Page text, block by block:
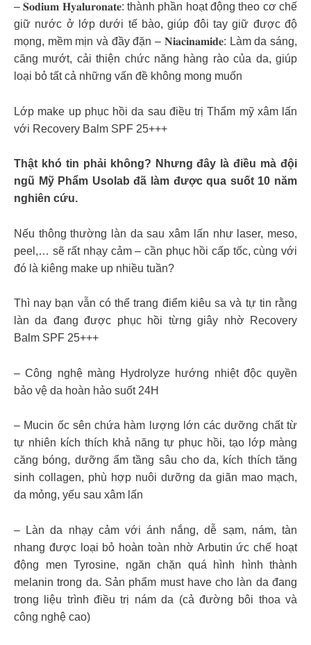
– 𝐒𝐨𝐝𝐢𝐮𝐦 𝐇𝐲𝐚𝐥𝐮𝐫𝐨𝐧𝐚𝐭𝐞: thành phần hoạt động theo cơ chế
giữ nước ở lớp dưới tế bào, giúp đôi tay giữ được độ
mọng, mềm mịn và đầy đặn – 𝐍𝐢𝐚𝐜𝐢𝐧𝐚𝐦𝐢𝐝𝐞: Làm da sáng,
căng mướt, cải thiện chức năng hàng rào của da, giúp
loại bỏ tất cả những vấn đề không mong muốn
Lớp make up phục hồi da sau điều trị Thẩm mỹ xâm lấn
với Recovery Balm SPF 25+++
Thật khó tin phải không? Nhưng đây là điều mà đội
ngũ Mỹ Phẩm Usolab đã làm được qua suốt 10 năm
nghiên cứu.
Nếu thông thường làn da sau xâm lấn như laser, meso,
peel,… sẽ rất nhạy cảm – cần phục hồi cấp tốc, cùng với
đó là kiêng make up nhiều tuần?
Thì nay bạn vẫn có thể trang điểm kiêu sa và tự tin rằng
làn da đang được phục hồi từng giây nhờ Recovery
Balm SPF 25+++
– Công nghệ màng Hydrolyze hướng nhiệt độc quyền
bảo vệ da hoàn hảo suốt 24H
– Mucin ốc sên chứa hàm lượng lớn các dưỡng chất từ
tự nhiên kích thích khả năng tự phục hồi, tạo lớp màng
căng bóng, dưỡng ẩm tầng sâu cho da, kích thích tăng
sinh collagen, phù hợp nuôi dưỡng da giãn mao mạch,
da mỏng, yếu sau xâm lấn
– Làn da nhạy cảm với ánh nắng, dễ sạm, nám, tàn
nhang được loại bỏ hoàn toàn nhờ Arbutin ức chế hoạt
động men Tyrosine, ngăn chặn quá hình hình thành
melanin trong da. Sản phẩm must have cho làn da đang
trong liệu trình điều trị nám da (cả đường bôi thoa và
công nghệ cao)